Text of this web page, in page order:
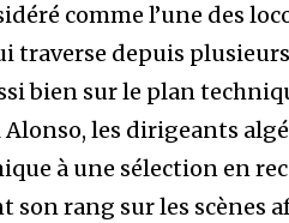
comme l’une des
traverse depuis
bien sur le plan
Alonso, les dirigeants
à une sélection en
son rang sur les scènes